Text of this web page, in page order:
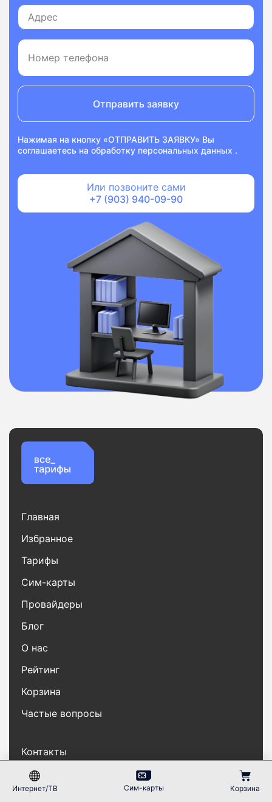
Отправить заявку
Нажимая на кнопку «ОТПРАВИТЬ ЗАЯВКУ» Вы
соглашаетесь на обработку персональных данных .
Или позвоните сами
+7 (903) 940-09-90
Интернет/ТВ Сим-карты Корзина
Главная
Избранное
Тарифы
Сим-карты
Провайдеры
Блог
О нас
Рейтинг
Корзина
Частые вопросы
Контакты
Карта сайта